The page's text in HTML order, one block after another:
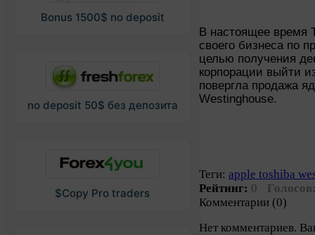
Bonus 1500$ no deposit
no deposit 50$ без депозита
$Copy Pro traders
В настоящее время
своего бизнеса по
целью получения
корпорации выйти
повергла продажа
Westinghouse.
Теги: apple toshiba
Рейтинг: 0
Комментарии (0)
Нет комментариев.